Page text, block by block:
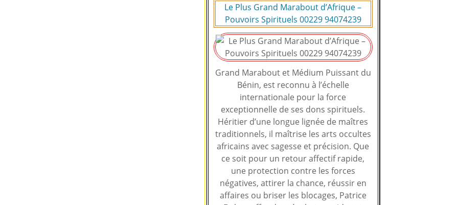
Le Plus Grand Marabout d’Afrique –
Pouvoirs Spirituels 00229 94074239
Grand Marabout et Médium Puissant du
Bénin, est reconnu à l’échelle
internationale pour la force
exceptionnelle de ses dons spirituels.
Héritier d’une longue lignée de maîtres
traditionnels, il maîtrise les arts occultes
africains avec sagesse et précision. Que
ce soit pour un retour affectif rapide,
une protection contre les forces
négatives, attirer la chance, réussir en
affaires ou briser les blocages, Patrice